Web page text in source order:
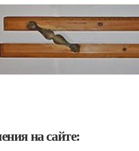
на сайте: